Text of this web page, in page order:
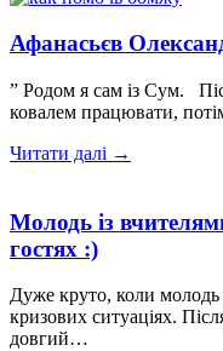
Афанасьєв
” Родом я сам із Сум.
ковалем працювати,
Читати далі →
Молодь із
гостях :)
Дуже круто, коли молодь
кризових ситуаціях.
довгий…